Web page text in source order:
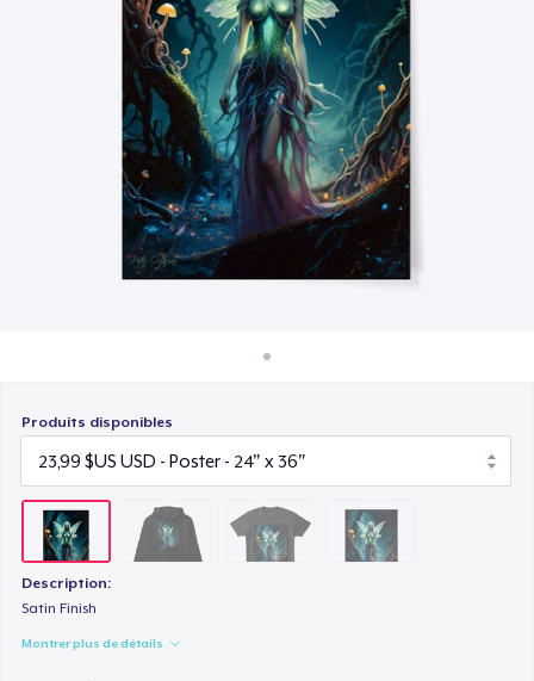
Vendez partout
Vendre n'importe quoi
Produits disponibles
Description:
Satin Finish
Montrer plus de détails
23,99 $US
Poster - 18" x 24"
19,99 $US